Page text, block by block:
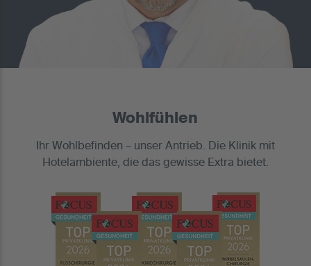
Wohlfühlen
Ihr Wohlbefinden – unser Antrieb. Die Klinik mit
Hotelambiente, die das gewisse Extra bietet.